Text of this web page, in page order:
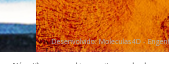
Desenvolvido: Moleculas4D -